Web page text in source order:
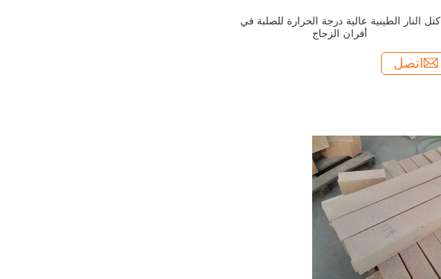
كتل النار الطينية عالية درجة الحرارة للصلبة في
أفران الزجاج
اتصل